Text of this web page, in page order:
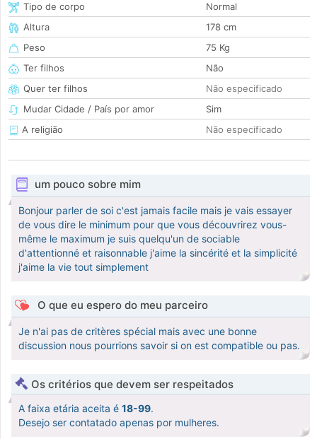
Tipo de corpo
Normal
Altura
178 cm
Peso
75 Kg
Ter filhos
Não
Quer ter filhos
Não especificado
Mudar Cidade / País por amor
Sim
A religião
Não especificado
um pouco sobre mim
Bonjour parler de soi c'est jamais facile mais je vais essayer
de vous dire le minimum pour que vous découvrirez vous-
même le maximum je suis quelqu'un de sociable
d'attentionné et raisonnable j'aime la sincérité et la simplicité
j'aime la vie tout simplement
O que eu espero do meu parceiro
Je n'ai pas de critères spécial mais avec une bonne
discussion nous pourrions savoir si on est compatible ou pas.
Os critérios que devem ser respeitados
A faixa etária aceita é 18-99.
Desejo ser contatado apenas por mulheres.